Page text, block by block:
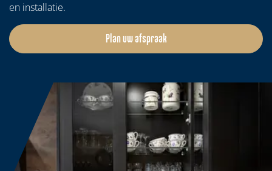
en installatie.
Plan uw afspraak